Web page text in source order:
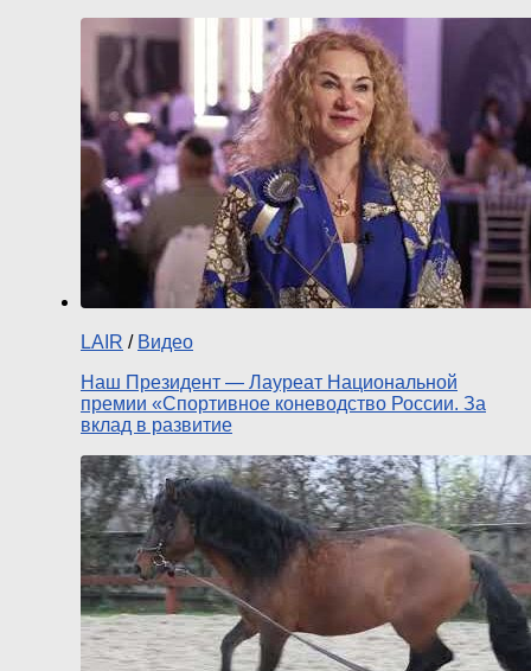
LAIR / Видео
Наш Президент — Лауреат Национальной
премии «Спортивное коневодство России. За
вклад в развитие